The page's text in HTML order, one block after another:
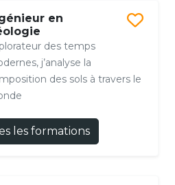
en
des temps
j’analyse la
des sols à travers le
les formations